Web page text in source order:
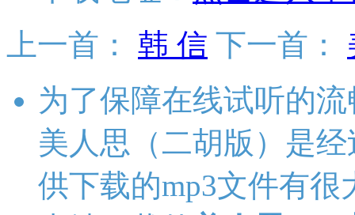
上一首：
韩 信 下一首：
为了保障在线试听的
美人思（二胡版）是
供下载的mp3文件有很